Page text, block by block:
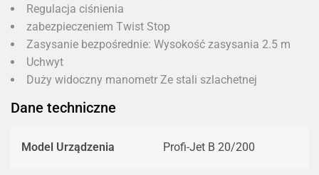
Regulacja ciśnienia
zabezpieczeniem Twist Stop
Zasysanie bezpośrednie: Wysokość zasysania 2.5 m
Uchwyt
Duży widoczny manometr Ze stali szlachetnej
Dane techniczne
Model Urządzenia Profi-Jet B 20/200